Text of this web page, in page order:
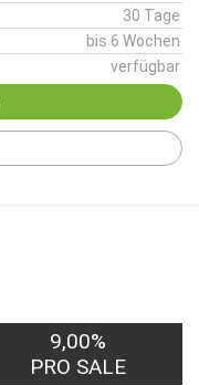
30 Tage
bis 6 Wochen
verfügbar
9,00%
PRO SALE